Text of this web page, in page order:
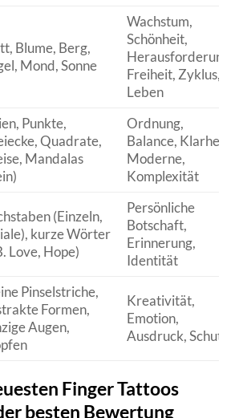
Blume, Berg,
Mond, Sonne
Wachstum,
Schönheit,
Freiheit, Zyklus,
Leben
Punkte,
Quadrate,
Mandalas
Ordnung,
Balance, Klarheit,
Moderne,
Komplexität
(Einzeln,
kurze Wörter
Love, Hope)
Persönliche
Botschaft,
Erinnerung,
Identität
Pinselstriche,
Formen,
Augen,
Kreativität,
Emotion,
Ausdruck, Schutz
Finger Tattoos
besten Bewertung